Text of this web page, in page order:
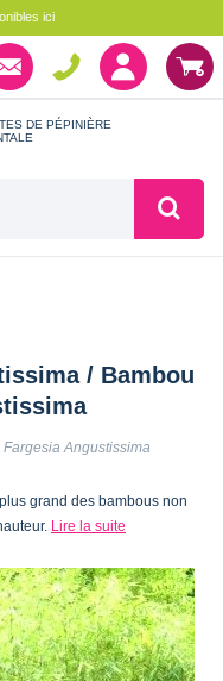
ici
DE PÉPINIÈRE
/ Bambou
Angustissima
grand des bambous non
Lire la suite